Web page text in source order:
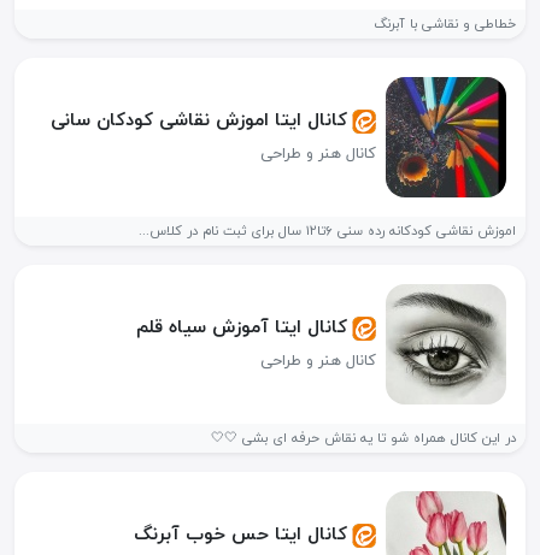
خطاطی و نقاشی با آبرنگ
کانال ایتا اموزش نقاشی کودکان سانی
کانال هنر و طراحی
اموزش نقاشی کودکانه رده سنی ۶تا۱۲ سال برای ثبت نام در کلاس...
کانال ایتا آموزش سیاه قلم
کانال هنر و طراحی
در این کانال همراه شو تا یه نقاش حرفه ای بشی 🤍🤍
کانال ایتا حس خوب آبرنگ